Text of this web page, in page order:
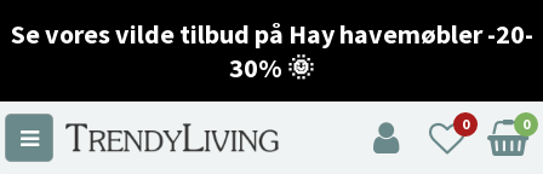
Se vores vilde tilbud på Hay havemøbler -20-
30% 🌞
0 0